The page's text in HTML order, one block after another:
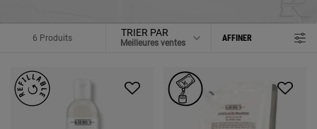
6 Produits TRIER PAR AFFINER
MENU DE FILTRAGE